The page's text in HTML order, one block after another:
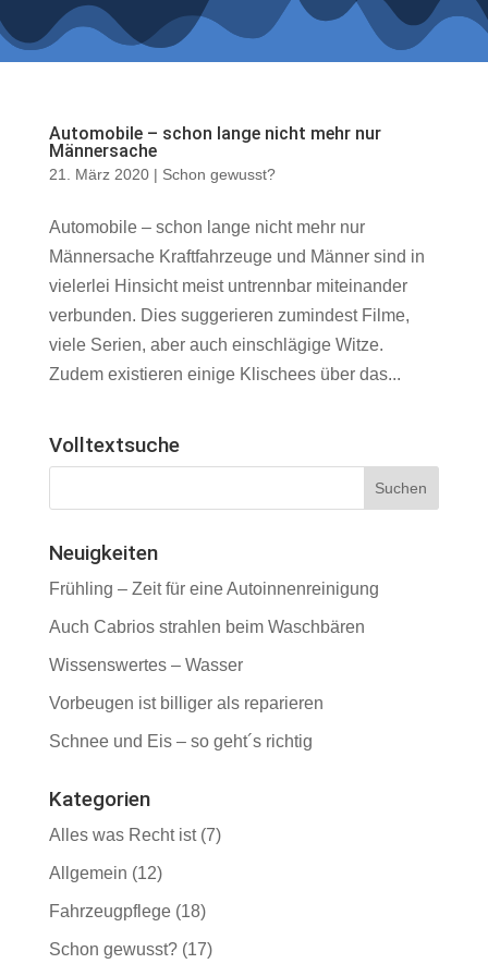
Automobile – schon lange nicht mehr nur
Männersache
21. März 2020| Schon gewusst?
Automobile – schon lange nicht mehr nur
Männersache Kraftfahrzeuge und Männer sind in
vielerlei Hinsicht meist untrennbar miteinander
verbunden. Dies suggerieren zumindest Filme,
viele Serien, aber auch einschlägige Witze.
Zudem existieren einige Klischees über das...
Volltextsuche
Neuigkeiten
Frühling – Zeit für eine Autoinnenreinigung
Auch Cabrios strahlen beim Waschbären
Wissenswertes – Wasser
Vorbeugen ist billiger als reparieren
Schnee und Eis – so geht´s richtig
Kategorien
Alles was Recht ist(7)
Allgemein (12)
Fahrzeugpflege(18)
Schon gewusst?(17)